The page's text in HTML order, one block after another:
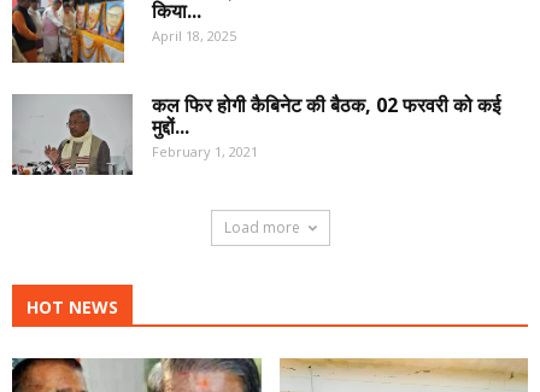
किया...
April 18, 2025
कल फिर होगी कैबिनेट की बैठक, 02 फरवरी को कई
मुद्दों...
February 1, 2021
Load more
HOT NEWS